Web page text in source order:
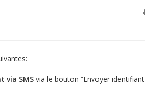
via SMS via le bouton “Envoyer identifiant